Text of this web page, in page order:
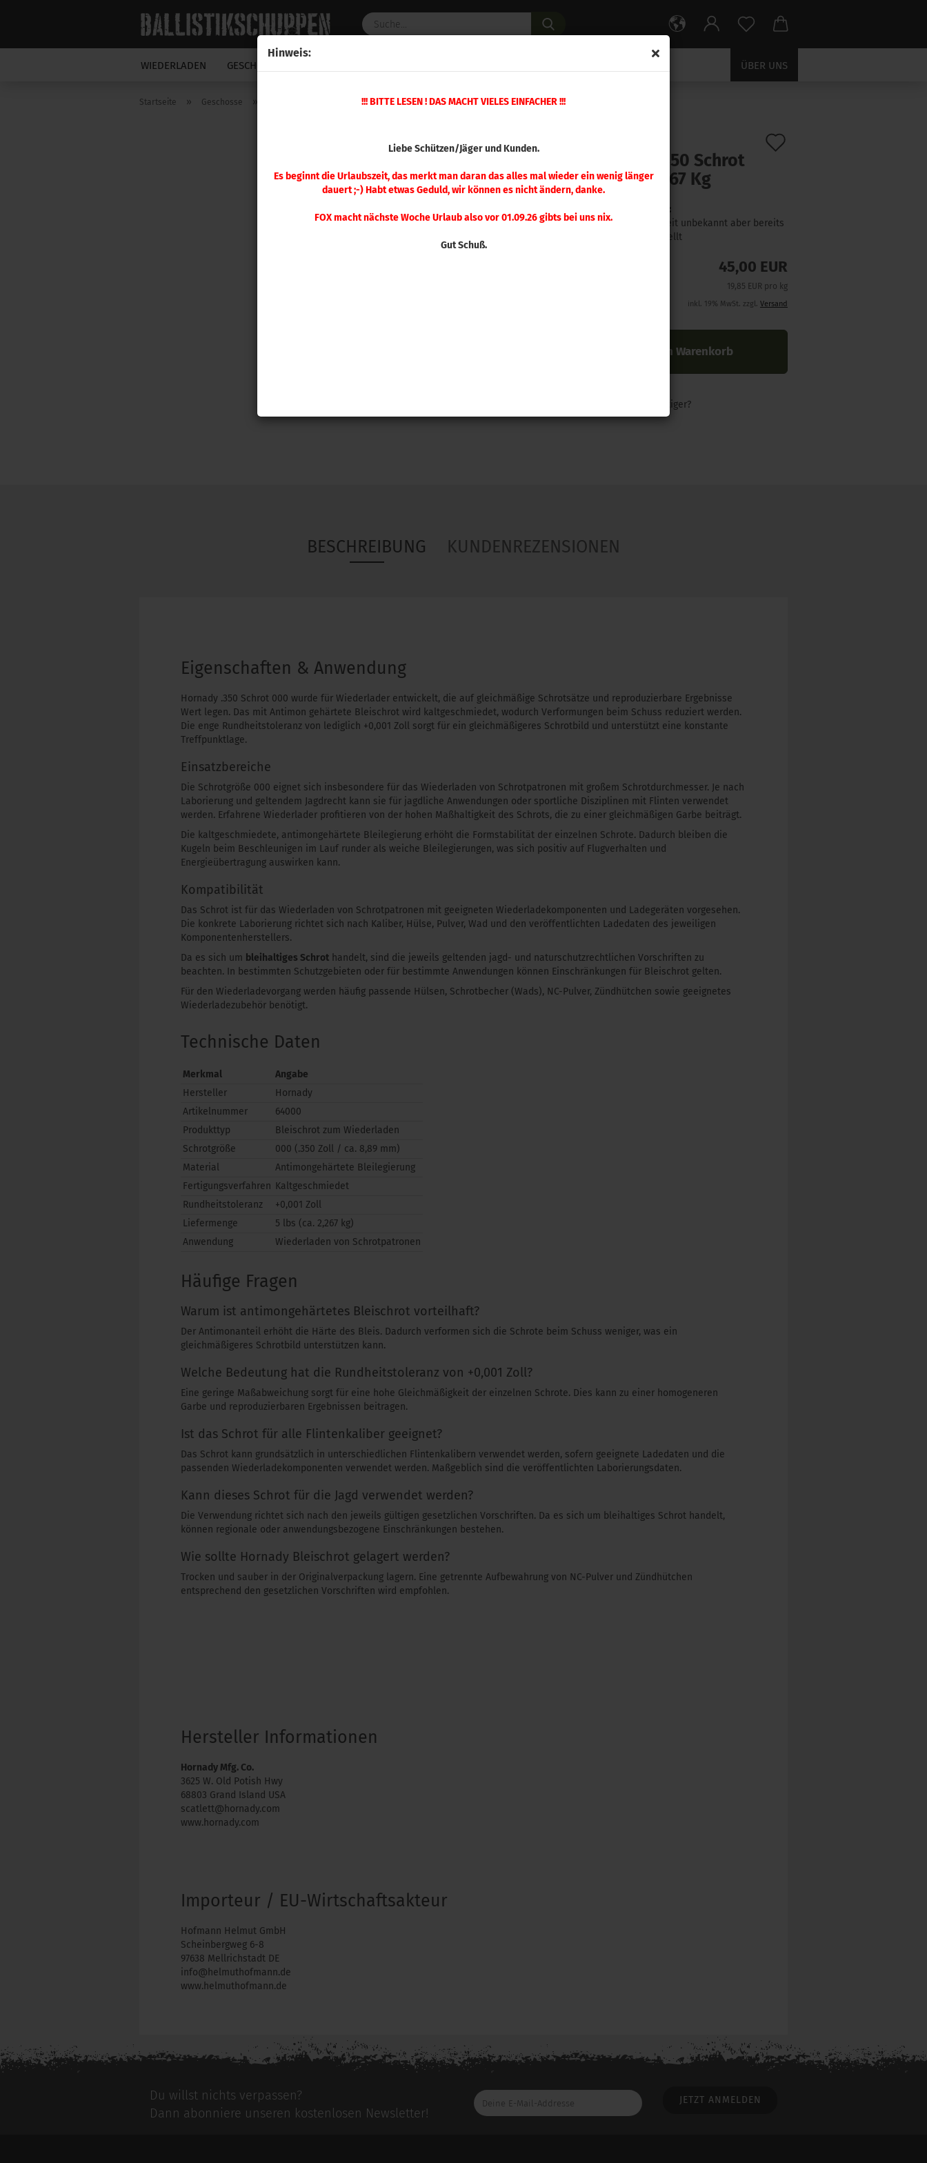
Hinweis:
!!! BITTE LESEN ! DAS MACHT VIELES EINFACHER !!!
Liebe Schützen/Jäger und Kunden.
Es beginnt die Urlaubszeit, das merkt man daran das alles mal wieder ein wenig länger
dauert ;-) Habt etwas Geduld, wir können es nicht ändern, danke.
FOX macht nächste Woche Urlaub also vor 01.09.26 gibts bei uns nix.
Gut Schuß.
WIEDERLADEN GESCHOSSE ÜBER UNS
Startseite » Geschosse » Hornady .350 Schrot 000 ca. 2,267 Kg
Hornady .350 Schrot
000 ca. 2,267 Kg
Lieferzeit:
Lieferzeit unbekannt aber bereits
nachbestellt
45,00 EUR
19,85 EUR pro kg
inkl. 19% MwSt. zzgl. Versand
In den Warenkorb
Woanders günstiger?
BESCHREIBUNG KUNDENREZENSIONEN
Eigenschaften & Anwendung
Hornady .350 Schrot 000 wurde für Wiederlader entwickelt, die auf gleichmäßige Schrotsätze und reproduzierbare Ergebnisse
Wert legen. Das mit Antimon gehärtete Bleischrot wird kaltgeschmiedet, wodurch Verformungen beim Schuss reduziert werden.
Die enge Rundheitstoleranz von lediglich +0,001 Zoll sorgt für ein gleichmäßigeres Schrotbild und unterstützt eine konstante
Treffpunktlage.
Einsatzbereiche
Die Schrotgröße 000 eignet sich insbesondere für das Wiederladen von Schrotpatronen mit großem Schrotdurchmesser. Je nach
Laborierung und geltendem Jagdrecht kann sie für jagdliche Anwendungen oder sportliche Disziplinen mit Flinten verwendet
werden. Erfahrene Wiederlader profitieren von der hohen Maßhaltigkeit des Schrots, die zu einer gleichmäßigen Garbe beiträgt.
Die kaltgeschmiedete, antimongehärtete Bleilegierung erhöht die Formstabilität der einzelnen Schrote. Dadurch bleiben die
Kugeln beim Beschleunigen im Lauf runder als weiche Bleilegierungen, was sich positiv auf Flugverhalten und
Energieübertragung auswirken kann.
Kompatibilität
Das Schrot ist für das Wiederladen von Schrotpatronen mit geeigneten Wiederladekomponenten und Ladegeräten vorgesehen.
Die konkrete Laborierung richtet sich nach Kaliber, Hülse, Pulver, Wad und den veröffentlichten Ladedaten des jeweiligen
Komponentenherstellers.
Da es sich um bleihaltiges Schrot handelt, sind die jeweils geltenden jagd- und naturschutzrechtlichen Vorschriften zu
beachten. In bestimmten Schutzgebieten oder für bestimmte Anwendungen können Einschränkungen für Bleischrot gelten.
Für den Wiederladevorgang werden häufig passende Hülsen, Schrotbecher (Wads), NC-Pulver, Zündhütchen sowie geeignetes
Wiederladezubehör benötigt.
Technische Daten
Merkmal
Angabe
Hersteller
Hornady
Artikelnummer
64000
Produkttyp
Bleischrot zum Wiederladen
Schrotgröße
000 (.350 Zoll / ca. 8,89 mm)
Material
Antimongehärtete Bleilegierung
Fertigungsverfahren Kaltgeschmiedet
Rundheitstoleranz
+0,001 Zoll
Liefermenge
5 lbs (ca. 2,267 kg)
Anwendung
Wiederladen von Schrotpatronen
Häufige Fragen
Warum ist antimongehärtetes Bleischrot vorteilhaft?
Der Antimonanteil erhöht die Härte des Bleis. Dadurch verformen sich die Schrote beim Schuss weniger, was ein
gleichmäßigeres Schrotbild unterstützen kann.
Welche Bedeutung hat die Rundheitstoleranz von +0,001 Zoll?
Eine geringe Maßabweichung sorgt für eine hohe Gleichmäßigkeit der einzelnen Schrote. Dies kann zu einer homogeneren
Garbe und reproduzierbaren Ergebnissen beitragen.
Ist das Schrot für alle Flintenkaliber geeignet?
Das Schrot kann grundsätzlich in unterschiedlichen Flintenkalibern verwendet werden, sofern geeignete Ladedaten und die
passenden Wiederladekomponenten verwendet werden. Maßgeblich sind die veröffentlichten Laborierungsdaten.
Kann dieses Schrot für die Jagd verwendet werden?
Die Verwendung richtet sich nach den jeweils gültigen gesetzlichen Vorschriften. Da es sich um bleihaltiges Schrot handelt,
können regionale oder anwendungsbezogene Einschränkungen bestehen.
Wie sollte Hornady Bleischrot gelagert werden?
Trocken und sauber in der Originalverpackung lagern. Eine getrennte Aufbewahrung von NC-Pulver und Zündhütchen
entsprechend den gesetzlichen Vorschriften wird empfohlen.
Hersteller Informationen
Hornady Mfg. Co.
3625 W. Old Potish Hwy
68803 Grand Island USA
scatlett@hornady.com
www.hornady.com
Importeur / EU-Wirtschaftsakteur
Hofmann Helmut GmbH
Scheinbergweg 6-8
97638 Mellrichstadt DE
info@helmuthofmann.de
www.helmuthofmann.de
Du willst nichts verpassen?
Dann abonniere unseren kostenlosen Newsletter!
Deine
E-